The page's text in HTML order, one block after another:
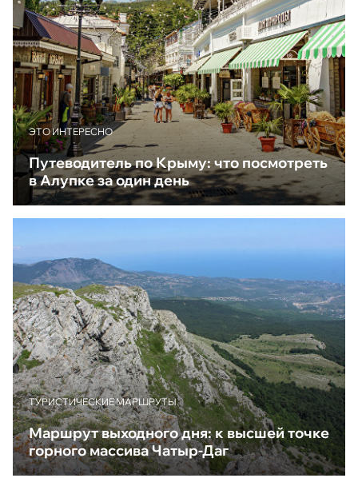
ЭТО ИНТЕРЕСНО
Путеводитель по Крыму: что посмотреть
в Алупке за один день
ТУРИСТИЧЕСКИЕ МАРШРУТЫ
Маршрут выходного дня: к высшей точке
горного массива Чатыр-Даг